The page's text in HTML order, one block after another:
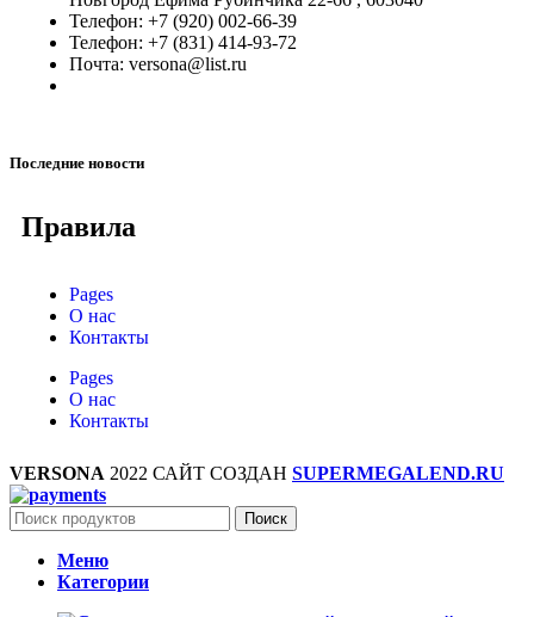
Телефон: +7 (920) 002-66-39
Телефон: +7 (831) 414-93-72
Почта: versona@list.ru
Последние новости
Правила
Pages
О нас
Контакты
Pages
О нас
Контакты
VERSONA 2022 САЙТ СОЗДАН SUPERMEGALEND.RU
Поиск
Меню
Категории